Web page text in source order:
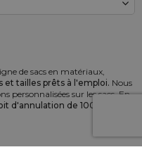
de sacs en matériaux,
et tailles prêts à l'emploi. Nous
personnalisées sur les sacs. En
d'annulation de 100 jours !